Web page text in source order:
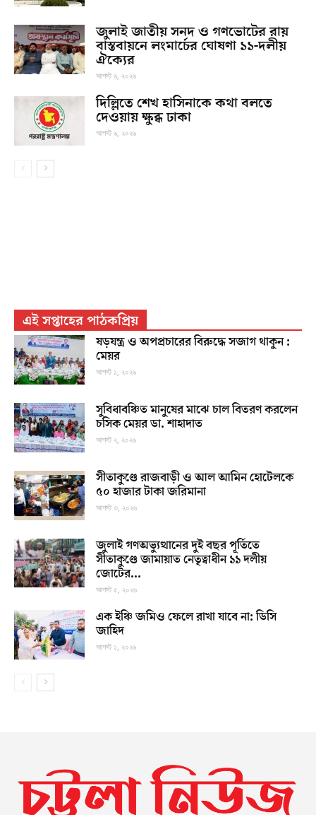
জুলাই জাতীয় সনদ ও গণভোটের রায়
বাস্তবায়নে লংমার্চের ঘোষণা ১১-দলীয়
ঐক্যের
আগস্ট ৬, ২০২৬
দিল্লিতে শেখ হাসিনাকে কথা বলতে
দেওয়ায় ক্ষুব্ধ ঢাকা
আগস্ট ৬, ২০২৬
এই সপ্তাহের পাঠকপ্রিয়
ষড়যন্ত্র ও অপপ্রচারের বিরুদ্ধে সজাগ থাকুন :
মেয়র
আগস্ট ১, ২০২৬
সুবিধাবঞ্চিত মানুষের মাঝে চাল বিতরণ করলেন
চসিক মেয়র ডা. শাহাদাত
আগস্ট ২, ২০২৬
সীতাকুণ্ডে রাজবাড়ী ও আল আমিন হোটেলকে
৫০ হাজার টাকা জরিমানা
আগস্ট ৩, ২০২৬
জুলাই গণঅভ্যুত্থানের দুই বছর পূর্তিতে
সীতাকুণ্ডে জামায়াত নেতৃত্বাধীন ১১ দলীয়
জোটের...
আগস্ট ৫, ২০২৬
এক ইঞ্চি জমিও ফেলে রাখা যাবে না: ডিসি
জাহিদ
আগস্ট ১, ২০২৬